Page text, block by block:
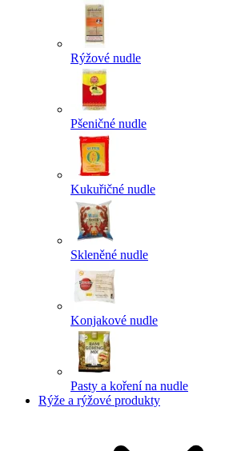
Rýžové nudle
Pšeničné nudle
Kukuřičné nudle
Skleněné nudle
Konjakové nudle
Pasty a koření na nudle
Rýže a rýžové produkty